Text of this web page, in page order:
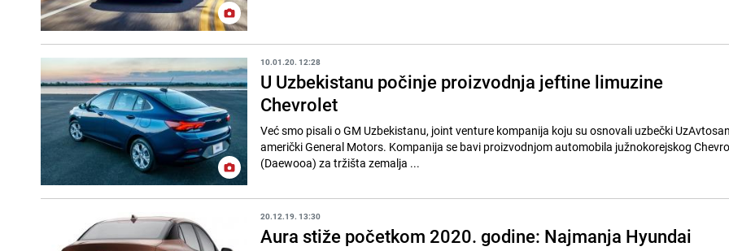
10.01.20. 12:28
U Uzbekistanu počinje proizvodnja jeftine limuzine
Chevrolet
Već smo pisali o GM Uzbekistanu, joint venture kompanija koju su osnovali uzbečki
američki General Motors. Kompanija se bavi proizvodnjom automobila južnokorejskog
(Daewooa) za tržišta zemalja ...
20.12.19. 13:30
Aura stiže početkom 2020. godine: Najmanja Hyundai